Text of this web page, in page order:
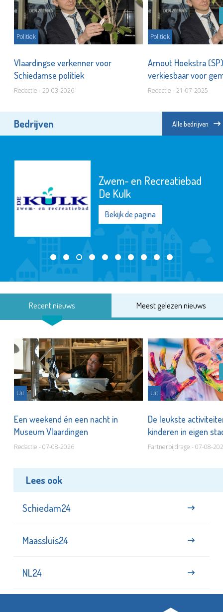
Politiek
Vlaardingse verkenner voor
Schiedamse politiek
Redactie - 20-03-2026
Politiek
Arnout Hoekstra
verkiesbaar voor
Redactie - 21-07-2025
Bedrijven Alle bedrijven
Zwem- en Recreatiebad
De Kulk
Bekijk de pagina
Recent nieuws Meest gelezen nieuws
Uit
Een weekend én een nacht in
Museum Vlaardingen
Redactie - 07-08-2026
Uit
De leukste
kinderen in eigen
Partnerbijdrage - 07-08-
Lees ook
Schiedam24
Maassluis24
NL24